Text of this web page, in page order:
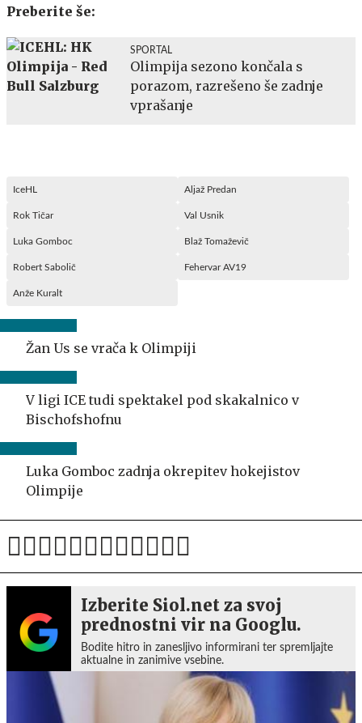
Preberite še:
SPORTAL
Olimpija sezono končala s
porazom, razrešeno še zadnje
vprašanje
IceHL Aljaž Predan
Rok Tičar Val Usnik
Luka Gomboc Blaž Tomaževič
Robert Sabolič Fehervar AV19
Anže Kuralt
Žan Us se vrača k Olimpiji
V ligi ICE tudi spektakel pod skakalnico v
Bischofshofnu
Luka Gomboc zadnja okrepitev hokejistov
Olimpije
Izberite Siol.net za svoj
prednostni vir na Googlu.
Bodite hitro in zanesljivo informirani ter spremljajte
aktualne in zanimive vsebine.